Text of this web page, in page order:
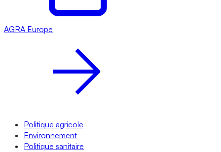
AGRA Europe
Politique agricole
Environnement
Politique sanitaire